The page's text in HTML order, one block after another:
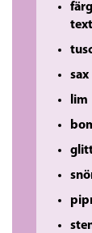
text
sax
lim